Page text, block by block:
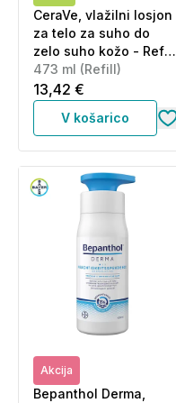
CeraVe, vlažilni losjon
za telo za suho do
zelo suho kožo - Refill
(473 ml)
473 ml (Refill)
13,42 €
V košarico
Akcija
Bepanthol Derma,